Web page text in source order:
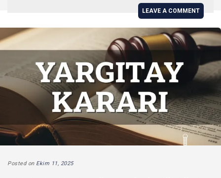
LEAVE A COMMENT
Posted on Ekim 11, 2025